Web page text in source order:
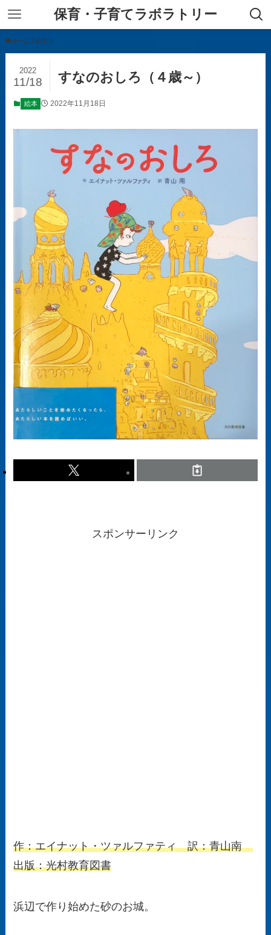
保育・子育てラボラトリー
ホーム 絵本
すなのおしろ（４歳～）
2022
11/18
絵本 2022年11月18日
スポンサーリンク
作：エイナット・ツァルファティ 訳：青山南
出版：光村教育図書
浜辺で作り始めた砂のお城。